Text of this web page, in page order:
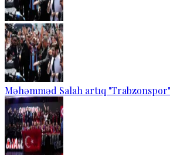
Məhəmməd Salah artıq